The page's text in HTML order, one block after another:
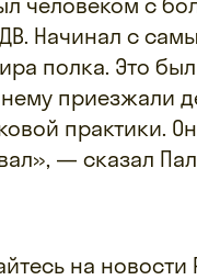
Начинал с
полка. Это
нему приезжали
практики.
— сказал
на новости